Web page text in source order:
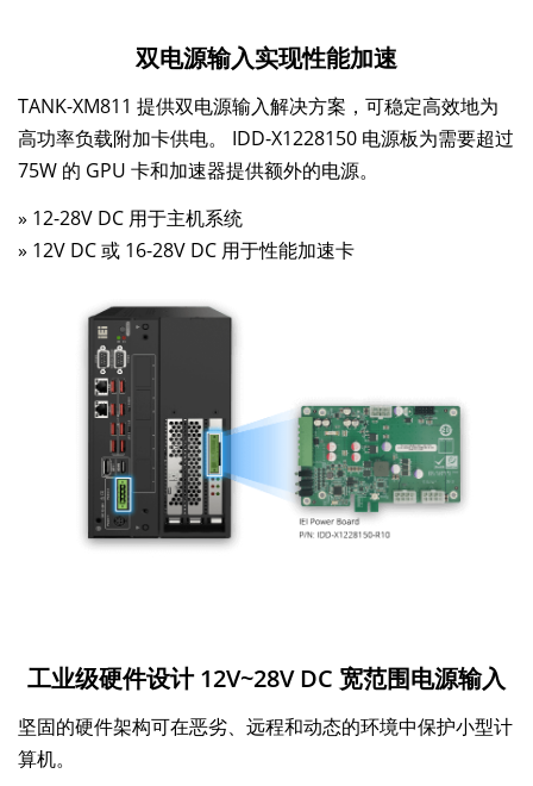
双电源输入实现性能加速
TANK-XM811 提供双电源输入解决方案，可稳定高效地为
高功率负载附加卡供电。 IDD-X1228150 电源板为需要超过
75W 的 GPU 卡和加速器提供额外的电源。
» 12-28V DC 用于主机系统
» 12V DC 或 16-28V DC 用于性能加速卡
工业级硬件设计12V~28V DC 宽范围电源输入
坚固的硬件架构可在恶劣、远程和动态的环境中保护小型计
算机。